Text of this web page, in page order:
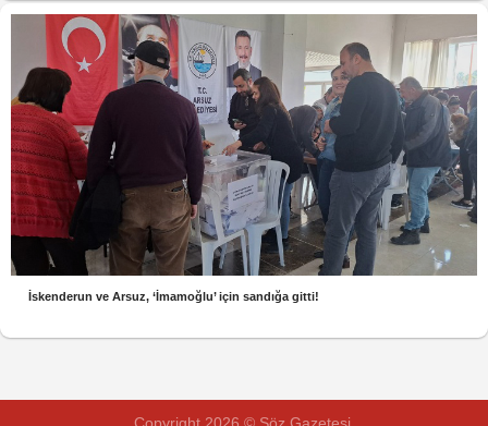
İskenderun ve Arsuz, ‘İmamoğlu’ için sandığa gitti!